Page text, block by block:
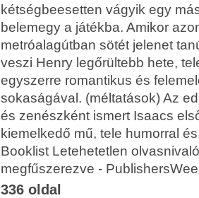
kétségbeesetten vágyik egy
belemegy a játékba. Amikor
metróalagútban sötét jelenet
veszi Henry legőrültebb hete,
egyszerre romantikus és
sokaságával. (méltatások) Az
és zenészként ismert Isaacs
kiemelkedő mű, tele humorral
Booklist Letehetetlen
megfűszerezve -
336 oldal